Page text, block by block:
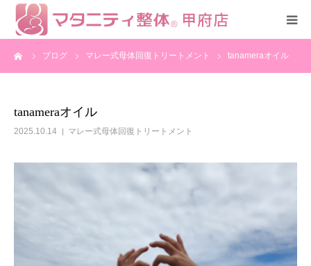
ブログ マレー式母体回復トリートメント tanameraオイル
tanameraオイル
2025.10.14 マレー式母体回復トリートメント
HOME
スタッフ紹介